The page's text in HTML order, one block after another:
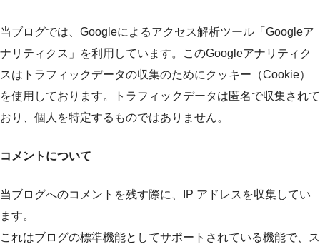
当ブログでは、Googleによるアクセス解析ツール「Googleア
ナリティクス」を利用しています。このGoogleアナリティク
スはトラフィックデータの収集のためにクッキー（Cookie）
を使用しております。トラフィックデータは匿名で収集されて
おり、個人を特定するものではありません。
コメントについて
当ブログへのコメントを残す際に、IP アドレスを収集してい
ます。
これはブログの標準機能としてサポートされている機能で、ス